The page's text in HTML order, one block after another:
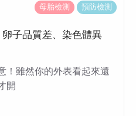
母胎檢測 預防檢測
子品質差、染色體異
！雖然你的外表看起來還
開